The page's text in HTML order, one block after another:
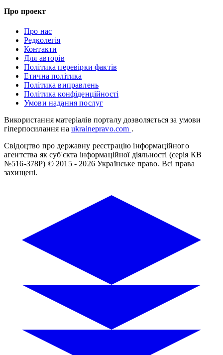
Про проект
Про нас
Редколегія
Контакти
Для авторів
Політика перевірки фактів
Етична політика
Політика виправлень
Політика конфіденційності
Умови надання послуг
Використання матеріалів порталу дозволяється за умови
гіперпосилання на ukrainepravo.com .
Свідоцтво про державну реєстрацію інформаційного
агентства як суб'єкта інформаційної діяльності (серія КВ
№516-378Р) © 2015 - 2026 Українське право. Всі права
захищені.